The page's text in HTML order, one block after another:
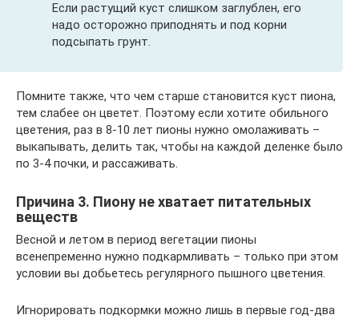
Если растущий куст слишком заглублен, его
надо осторожно приподнять и под корни
подсыпать грунт.
Помните также, что чем старше становится куст пиона,
тем слабее он цветет. Поэтому если хотите обильного
цветения, раз в 8-10 лет пионы нужно омолаживать –
выкапывать, делить так, чтобы на каждой деленке было
по 3-4 почки, и рассаживать.
Причина 3. Пиону не хватает питательных
веществ
Весной и летом в период вегетации пионы
всенепременно нужно подкармливать – только при этом
условии вы добьетесь регулярного пышного цветения.
Игнорировать подкормки можно лишь в первые год-два